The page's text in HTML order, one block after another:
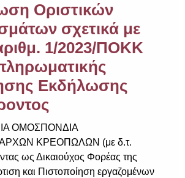
Οριστικών
σχετικά με
1/2023/ΠΟΚΚ
Εκδήλωσης
ΟΜΟΣΠΟΝΔΙΑ
ΚΡΕΟΠΩΛΩΝ (με δ.τ.
ως Δικαιούχος Φορέας της
και Πιστοποίηση εργαζομένων